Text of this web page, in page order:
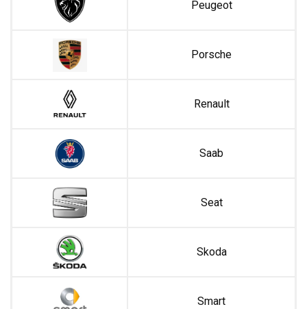
Peugeot
Porsche
Renault
Saab
Seat
Skoda
Smart